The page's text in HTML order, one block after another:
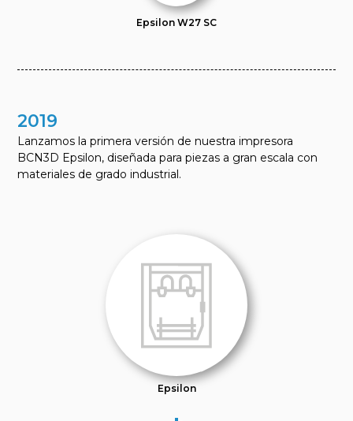
Epsilon W27 SC
2019
Lanzamos la primera versión de nuestra impresora
BCN3D Epsilon, diseñada para piezas a gran escala con
materiales de grado industrial.
Epsilon